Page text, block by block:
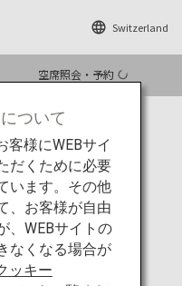
Switzerland
空席照会・予約
鹿児島
ついて
客様にWEBサイ
だくために必要
います。その他
、お客様が自由
、WEBサイトの
なくなる場合が
ッキー